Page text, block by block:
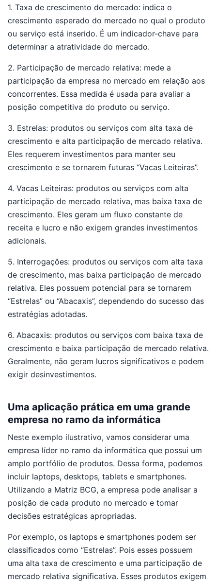
1. Taxa de crescimento do mercado: indica o
crescimento esperado do mercado no qual o produto
ou serviço está inserido. É um indicador-chave para
determinar a atratividade do mercado.
2. Participação de mercado relativa: mede a
participação da empresa no mercado em relação aos
concorrentes. Essa medida é usada para avaliar a
posição competitiva do produto ou serviço.
3. Estrelas: produtos ou serviços com alta taxa de
crescimento e alta participação de mercado relativa.
Eles requerem investimentos para manter seu
crescimento e se tornarem futuras “Vacas Leiteiras”.
4. Vacas Leiteiras: produtos ou serviços com alta
participação de mercado relativa, mas baixa taxa de
crescimento. Eles geram um fluxo constante de
receita e lucro e não exigem grandes investimentos
adicionais.
5. Interrogações: produtos ou serviços com alta taxa
de crescimento, mas baixa participação de mercado
relativa. Eles possuem potencial para se tornarem
“Estrelas” ou “Abacaxis”, dependendo do sucesso das
estratégias adotadas.
6. Abacaxis: produtos ou serviços com baixa taxa de
crescimento e baixa participação de mercado relativa.
Geralmente, não geram lucros significativos e podem
exigir desinvestimentos.
Uma aplicação prática em uma grande
empresa no ramo da informática
Neste exemplo ilustrativo, vamos considerar uma
empresa líder no ramo da informática que possui um
amplo portfólio de produtos. Dessa forma, podemos
incluir laptops, desktops, tablets e smartphones.
Utilizando a Matriz BCG, a empresa pode analisar a
posição de cada produto no mercado e tomar
decisões estratégicas apropriadas.
Por exemplo, os laptops e smartphones podem ser
classificados como “Estrelas”. Pois esses possuem
uma alta taxa de crescimento e uma participação de
mercado relativa significativa. Esses produtos exigem